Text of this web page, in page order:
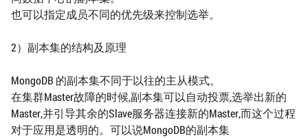
也可以指定成员不同的优先级来控制选举。
2）副本集的结构及原理
MongoDB 的副本集不同于以往的主从模式。
在集群Master故障的时候,副本集可以自动投票,选举出新的
Master,并引导其余的Slave服务器连接新的Master,而这个过程
对于应用是透明的。可以说MongoDB的副本集